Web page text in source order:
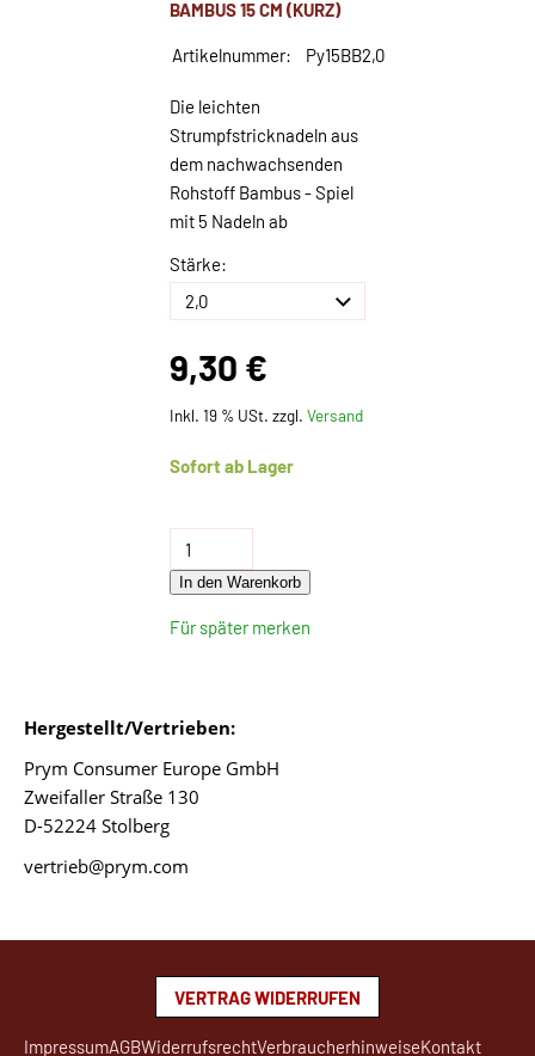
BAMBUS 15 CM (KURZ)
Artikelnummer: Py15BB2,0
Die leichten
Strumpfstricknadeln aus
dem nachwachsenden
Rohstoff Bambus - Spiel
mit 5 Nadeln ab
Stärke:
9,30 €
Inkl. 19 % USt. zzgl.Versand
Sofort ab Lager
In den Warenkorb
Für später merken
Hergestellt/Vertrieben:
Prym Consumer Europe GmbH
Zweifaller Straße 130
D-52224 Stolberg
vertrieb@prym.com
VERTRAG WIDERRUFEN
ImpressumAGBWiderrufsrechtVerbraucherhinweiseKontakt